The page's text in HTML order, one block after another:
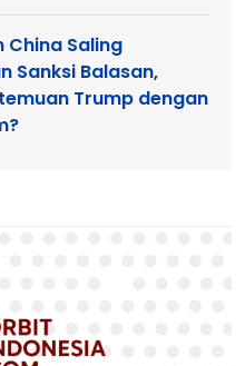
China Saling
Sanksi Balasan,
Trump dengan